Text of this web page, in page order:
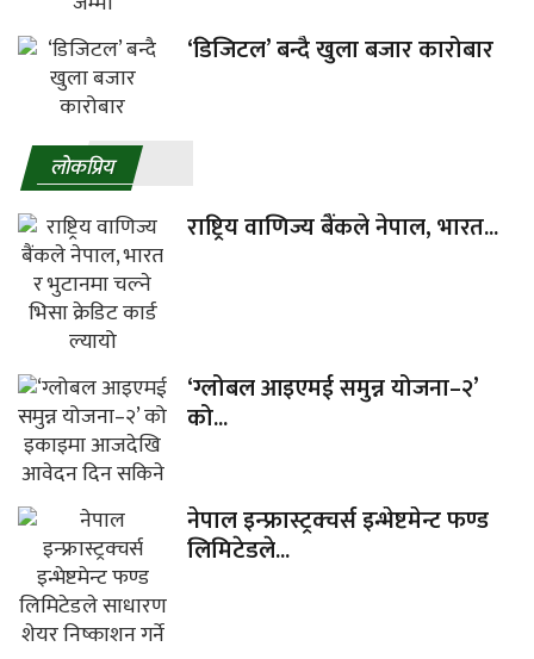
‘डिजिटल’ बन्दै खुला बजार कारोबार
लाेकप्रिय
राष्ट्रिय वाणिज्य बैंकले नेपाल, भारत...
‘ग्लोबल आइएमई समुन्न योजना–२’
को...
नेपाल इन्फ्रास्ट्रक्चर्स इन्भेष्टमेन्ट फण्ड
लिमिटेडले...